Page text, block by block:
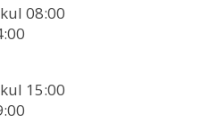
08:00
15:00